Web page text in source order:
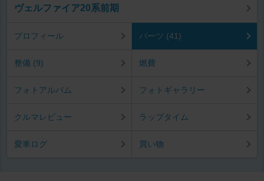
ヴェルファイア20系前期
プロフィール パーツ (41)
整備 (9) 燃費
フォトアルバム フォトギャラリー
クルマレビュー ラップタイム
愛車ログ 買い物